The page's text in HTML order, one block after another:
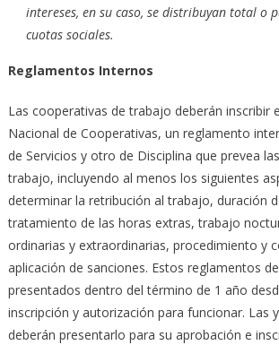
intereses, en su caso, se distribuyan total o
cuotas sociales.
Reglamentos Internos
Las cooperativas de trabajo deberán inscribir
Nacional de Cooperativas, un reglamento
de Servicios y otro de Disciplina que prevea
trabajo, incluyendo al menos los siguientes
determinar la retribución al trabajo, duración
tratamiento de las horas extras, trabajo
ordinarias y extraordinarias, procedimiento y
aplicación de sanciones. Estos reglamentos
presentados dentro del término de 1 año
inscripción y autorización para funcionar. Las
deberán presentarlo para su aprobación e